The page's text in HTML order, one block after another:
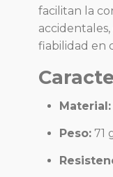
facilitan la
fiabilidad en
Material:
Peso: 71